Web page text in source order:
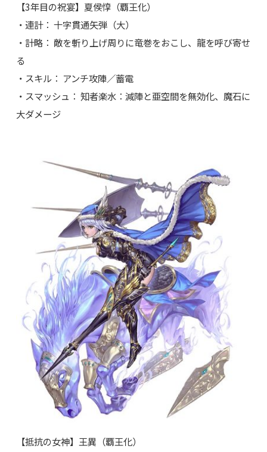
【3年目の祝宴】夏侯惇（覇王化）
・連計： 十字貫通矢弾（大）
・計略： 敵を斬り上げ周りに竜巻をおこし、龍を呼び寄せ
る
・スキル： アンチ攻陣／蓄電
・スマッシュ： 知者楽水：減陣と亜空間を無効化、魔石に
大ダメージ
【抵抗の女神】王異（覇王化）